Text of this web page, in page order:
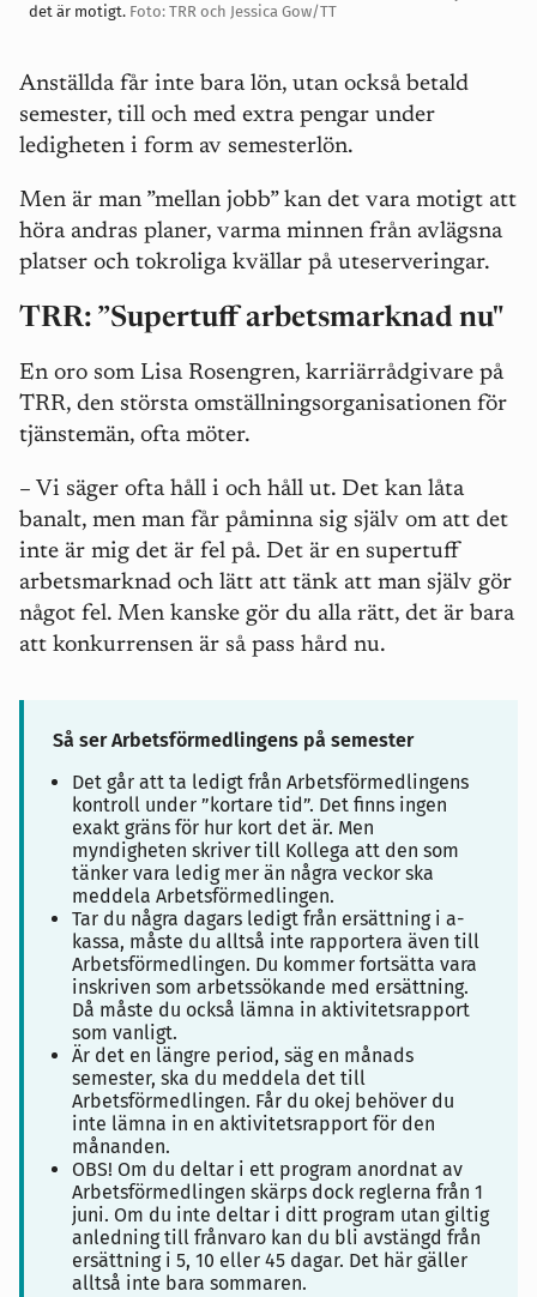
det är motigt. Foto: TRR och Jessica Gow/TT
Anställda får inte bara lön, utan också betald
semester, till och med extra pengar under
ledigheten i form av semesterlön.
Men är man ”mellan jobb” kan det vara motigt att
höra andras planer, varma minnen från avlägsna
platser och tokroliga kvällar på uteserveringar.
TRR: ”Supertuff arbetsmarknad nu"
En oro som Lisa Rosengren, karriärrådgivare på
TRR, den största omställningsorganisationen för
tjänstemän, ofta möter.
– Vi säger ofta håll i och håll ut. Det kan låta
banalt, men man får påminna sig själv om att det
inte är mig det är fel på. Det är en supertuff
arbetsmarknad och lätt att tänk att man själv gör
något fel. Men kanske gör du alla rätt, det är bara
att konkurrensen är så pass hård nu.
Så ser Arbetsförmedlingens på semester
Det går att ta ledigt från Arbetsförmedlingens
kontroll under ”kortare tid”. Det finns ingen
exakt gräns för hur kort det är. Men
myndigheten skriver till Kollega att den som
tänker vara ledig mer än några veckor ska
meddela Arbetsförmedlingen.
Tar du några dagars ledigt från ersättning i a-
kassa, måste du alltså inte rapportera även till
Arbetsförmedlingen. Du kommer fortsätta vara
inskriven som arbetssökande med ersättning.
Då måste du också lämna in aktivitetsrapport
som vanligt.
Är det en längre period, säg en månads
semester, ska du meddela det till
Arbetsförmedlingen. Får du okej behöver du
inte lämna in en aktivitetsrapport för den
månanden.
OBS! Om du deltar i ett program anordnat av
Arbetsförmedlingen skärps dock reglerna från 1
juni. Om du inte deltar i ditt program utan giltig
anledning till frånvaro kan du bli avstängd från
ersättning i 5, 10 eller 45 dagar. Det här gäller
alltså inte bara sommaren.